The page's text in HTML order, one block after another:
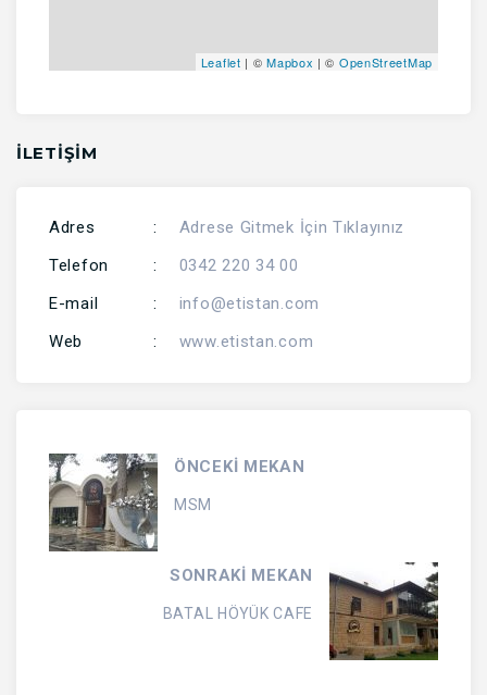
Leaflet | ©Mapbox | © OpenStreetMap
İLETİŞİM
Adres :
Adrese Gitmek İçin Tıklayınız
Telefon
:
0342 220 34 00
E-mail
:
info@etistan.com
Web
: www.etistan.com
ÖNCEKİ MEKAN
MSM
SONRAKİ MEKAN
BATAL HÖYÜK CAFE